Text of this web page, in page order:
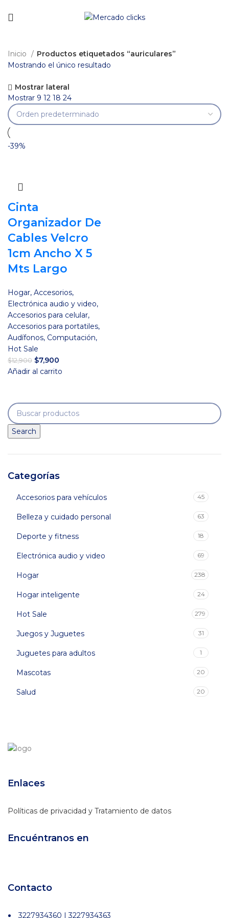
Search
Categorías
Accesorios para vehículos 45
Belleza y cuidado personal 63
Deporte y fitness 18
Electrónica audio y video 69
Hogar 238
Hogar inteligente 24
Hot Sale 279
Juegos y Juguetes 31
Juguetes para adultos 1
Mascotas 20
Salud 20
Inicio
Productos etiquetados “auriculares”
Mostrando el único resultado
Mostrar lateral
Mostrar 9 12 18 24
-39%
Cinta
Organizador De
Cables Velcro
1cm Ancho X 5
Mts Largo
Hogar, Accesorios,
Electrónica audio y video,
Accesorios para celular,
Accesorios para portatiles,
Audífonos, Computación,
Hot Sale
$12,900 El
precio
$12,900.
$7,900
precio
$7,900.
Añadir al carrito
Enlaces
Políticas de privacidad y Tratamiento de datos
Encuéntranos en
Contacto
3227934360 | 3227934363